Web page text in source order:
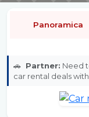
Panoramica
🚗 Partner: Need
car rental deals